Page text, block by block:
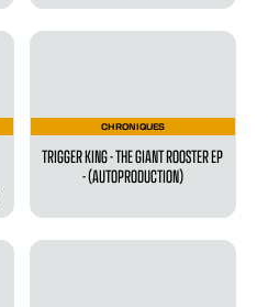
CHRONIQUES
TRIGGER KING - THE GIANT ROOSTER EP
- (AUTOPRODUCTION)